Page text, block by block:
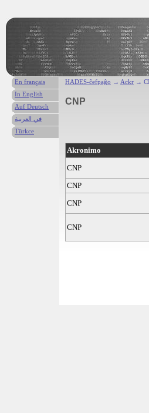
HADES-ĉefpaĝo → Ackr →
CNP
Akronimo
CNP
CNP
CNP
CNP
En français
In English
Auf Deutsch
في العربية
Türkce